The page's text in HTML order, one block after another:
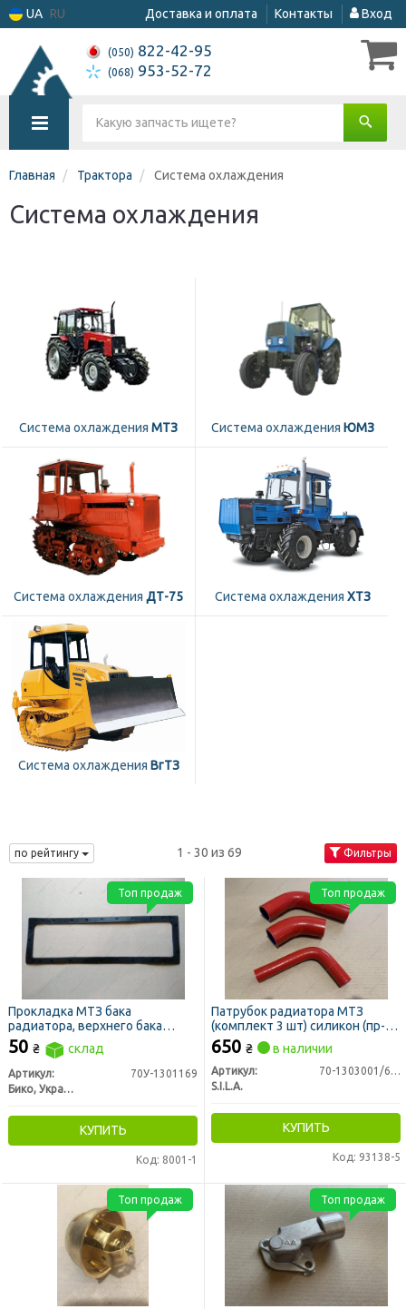
UA RU Доставка и оплата Контакты Вход
(050) 822-42-95
(068) 953-52-72
Главная Трактора Система охлаждения
Система охлаждения
Система охлаждения МТЗ Система охлаждения ЮМЗ
Система охлаждения ДТ-75 Система охлаждения ХТЗ
Система охлаждения ВгТЗ
по рейтингу 1 - 30 из 69 Фильтры
Прокладка МТЗ бака
радиатора, верхнего бака
радиатора ЮМЗ нов. обр. (пр-
во Бико)
50 ₴ склад
Артикул:
70У-1301169
Бико, Украина
КУПИТЬ
Код: 8001-1
Топ продаж
Патрубок радиатора МТЗ
(комплект 3 шт) силикон (пр-во
SILA)
650 ₴ в наличии
Артикул:
70-1303001/62/28
S.I.L.A.
КУПИТЬ
Код: 93138-5
Топ продаж
Топ продаж Топ продаж